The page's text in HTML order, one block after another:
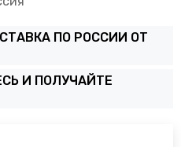
ПО РОССИИ ОТ
И ПОЛУЧАЙТЕ